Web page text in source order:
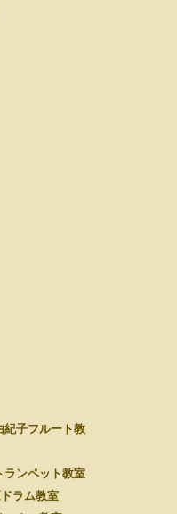
子フルート教
ンペット教室
ラム教室